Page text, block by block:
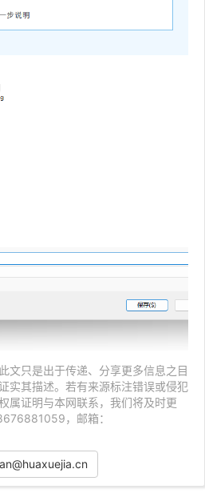
文只是出于传递、分享更多信息之目
实其描述。若有来源标注错误或侵犯
属证明与本网联系，我们将及时更
，邮箱：